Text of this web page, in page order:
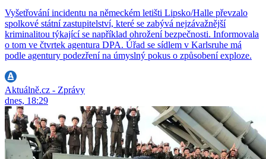
Vyšetřování incidentu na německém letišti Lipsko/Halle převzalo
spolkové státní zastupitelství, které se zabývá nejzávažnější
kriminalitou týkající se například ohrožení bezpečnosti. Informovala
o tom ve čtvrtek agentura DPA. Úřad se sídlem v Karlsruhe má
podle agentury podezření na úmyslný pokus o způsobení exploze.
Aktuálně.cz - Zprávy
dnes, 18:29